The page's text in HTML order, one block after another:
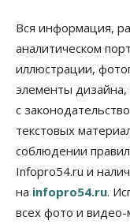
В
против нового
07 Августа 2026, 18:00
Бизнес
В аэропорту
бетонированию
07 Августа 2026,
Бизнес
дома по
07 Августа 2026, 16:00
Вся информация,
аналитическом
иллюстрации,
элементы дизайна,
с
текстовых
соблюдении
Infopro54.ru и
на infopro54.ru.
всех фото и